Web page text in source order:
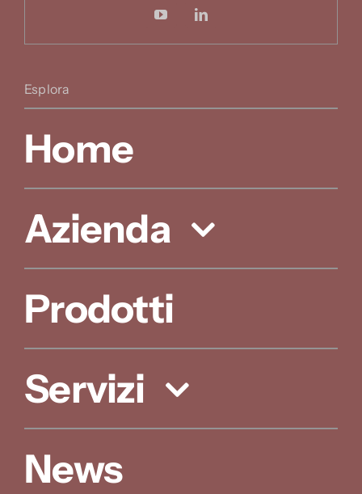
Esplora
Home
Azienda
Prodotti
Servizi
News